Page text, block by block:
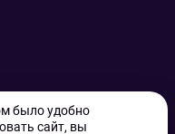
было удобно
сайт, вы